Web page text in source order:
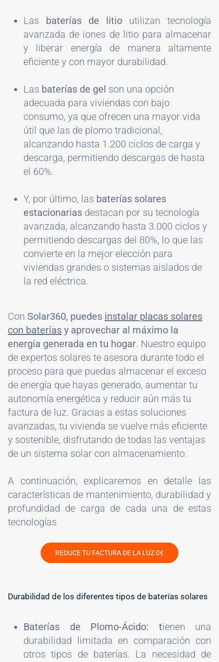
Las baterías de litio utilizan tecnología
avanzada de iones de litio para almacenar
y liberar energía de manera altamente
eficiente y con mayor durabilidad.
Las baterías de gel son una opción
adecuada para viviendas con bajo
consumo, ya que ofrecen una mayor vida
útil que las de plomo tradicional,
alcanzando hasta 1.200 ciclos de carga y
descarga, permitiendo descargas de hasta
el 60%.
Y, por último, las baterías solares
estacionarias destacan por su tecnología
avanzada, alcanzando hasta 3.000 ciclos y
permitiendo descargas del 80%, lo que las
convierte en la mejor elección para
viviendas grandes o sistemas aislados de
la red eléctrica.
Con Solar360, puedes instalar placas solares
con baterías y aprovechar al máximo la
energía generada en tu hogar. Nuestro equipo
de expertos solares te asesora durante todo el
proceso para que puedas almacenar el exceso
de energía que hayas generado, aumentar tu
autonomía energética y reducir aún más tu
factura de luz. Gracias a estas soluciones
avanzadas, tu vivienda se vuelve más eficiente
y sostenible, disfrutando de todas las ventajas
de un sistema solar con almacenamiento.
A continuación, explicaremos en detalle las
características de mantenimiento, durabilidad y
profundidad de carga de cada una de estas
tecnologías
REDUCE TU FACTURA DE LA LUZ 0€
Durabilidad de los diferentes tipos de baterías solares
Baterías de Plomo-Ácido: tienen una
durabilidad limitada en comparación con
otros tipos de baterías. La necesidad de